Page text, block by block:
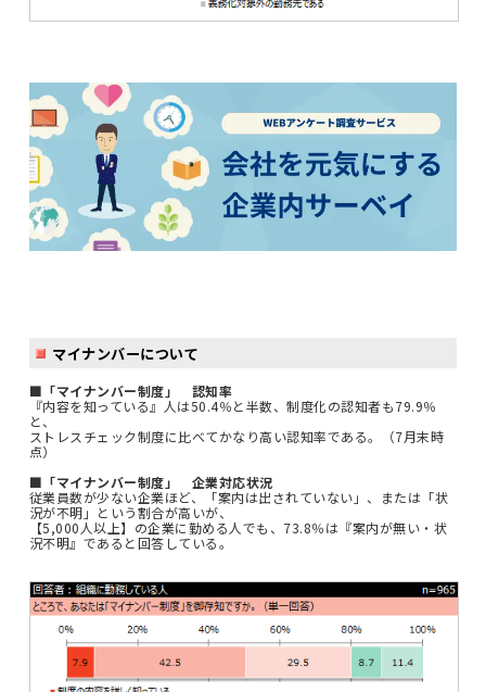
マイナンバーについて
■「マイナンバー制度」 認知率
『内容を知っている』人は50.4％と半数、制度化の認知者も79.9％
と、
ストレスチェック制度に比べてかなり高い認知率である。（7月末時
点）
■「マイナンバー制度」 企業対応状況
従業員数が少ない企業ほど、「案内は出されていない」、または「状
況が不明」という割合が高いが、
【5,000人以上】の企業に勤める人でも、73.8％は『案内が無い・状
況不明』であると回答している。